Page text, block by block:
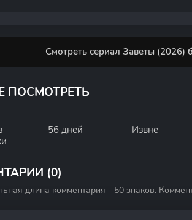
Смотреть сериал Заветы (2026)
ПОСМОТРЕТЬ
56 дней Извне
(0)
длина комментария - 50 знаков.